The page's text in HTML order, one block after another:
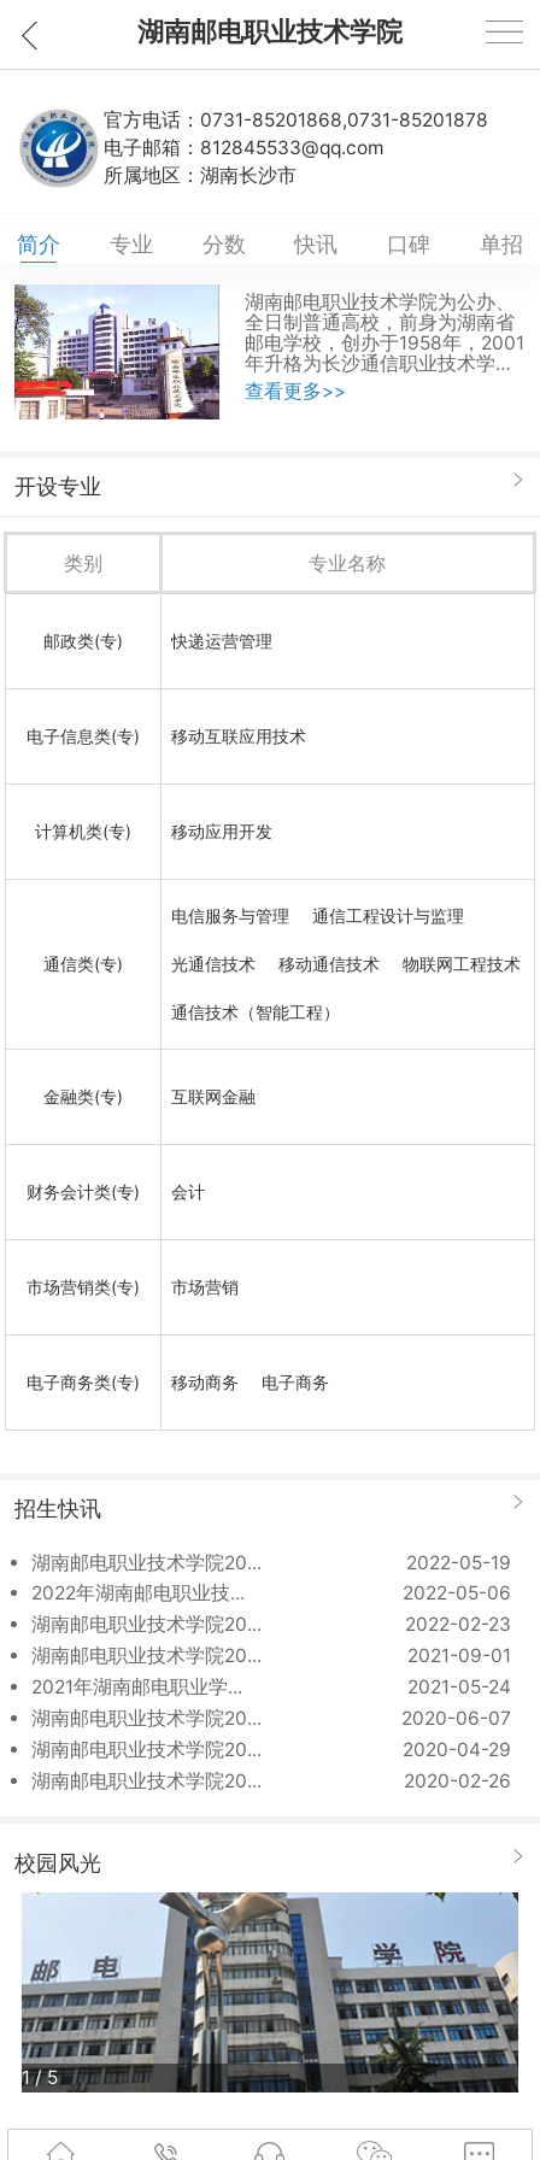
湖南邮电职业技术学院
官方电话： 0731-85201868,0731-85201878
电子邮箱： 812845533@qq.com
所属地区： 湖南长沙市
简介 专业 分数 快讯 口碑 单招
湖南邮电职业技术学院为公办、
全日制普通高校，前身为湖南省
邮电学校，创办于1958年，2001
年升格为长沙通信职业技术学
院，2012年更名为湖南邮电职业
技术学院。学院隶属于中国电信
号，交通便利，环境幽雅，条件
面积12.66万平方米，固定资产总
全覆盖，出口带宽为2.4G。学院
是“湖南省示范性骨干院校”、“湖
校”、“湖南省…
查看更多>>
开设专业
类别 专业名称
邮政类(专) 快递运营管理
电子信息类(专) 移动互联应用技术
计算机类(专) 移动应用开发
通信类(专)
电信服务与管理 通信工程设计与监理
光通信技术 移动通信技术 物联网工程技术
通信技术（智能工程）
金融类(专) 互联网金融
财务会计类(专) 会计
市场营销类(专) 市场营销
电子商务类(专) 移动商务 电子商务
招生快讯
湖南邮电职业技术学院20...
2022-05-19
2022年湖南邮电职业技...
2022-05-06
湖南邮电职业技术学院20...
2022-02-23
湖南邮电职业技术学院20...
2021-09-01
2021年湖南邮电职业学...
2021-05-24
湖南邮电职业技术学院20...
2020-06-07
湖南邮电职业技术学院20...
2020-04-29
湖南邮电职业技术学院20...
2020-02-26
校园风光
1/5